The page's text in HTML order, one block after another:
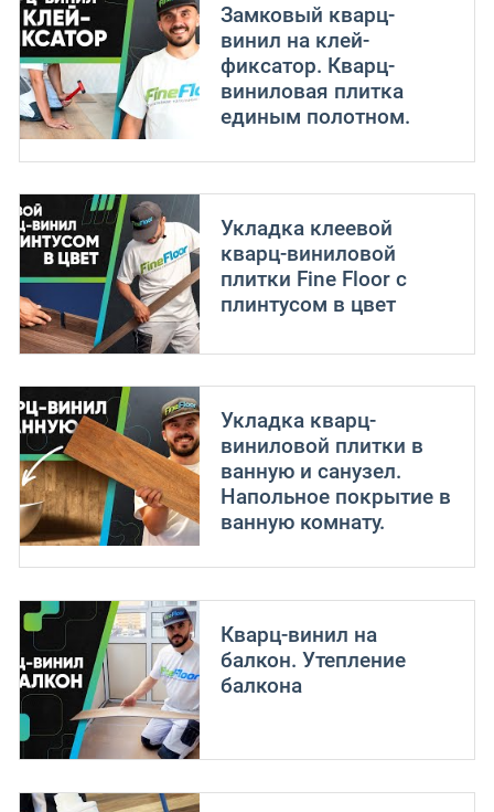
Замковый кварц-
винил на клей-
фиксатор. Кварц-
виниловая плитка
единым полотном.
Укладка клеевой
кварц-виниловой
плитки Fine Floor с
плинтусом в цвет
Укладка кварц-
виниловой плитки в
ванную и санузел.
Напольное покрытие в
ванную комнату.
Кварц-винил на
балкон. Утепление
балкона